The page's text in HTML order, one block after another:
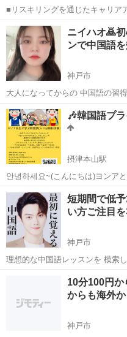
■リスキリングを通じたキャリア
用の最大70％還付（要件有、詳
「文化庁届出受理講座」。 ■受
受講、休学制度、動画視聴（基
兵庫 神戸市 その他
ニイハオ🙇
ンで中国語
神戸市
大人になってからの 中国語の習
ます🤲 毎日の生活を 悠々自適に暮らしている方は 中々いらっしゃら
ないと思います。 常に忙しい中で どうやって 中国語を覚えれば良い
のか?? 答...
兵庫 神戸市 中国語 レ
🎶韓国語プ
摂津本山駅
안녕하세요~(こんにちは)ヨンアと申します。 私は日
歳に日本に来て20年目になります。 教えることが好きで、特に
生き生きとしたレッスンを目指しています。 テキ
様々なやり方で刺...
兵庫 神戸市 摂津本山駅
短期間で低
い方ご注目
神戸市
理想的な中国語レッスンを 模索し実現し
注目されるポイントは まず料金だと思います
中国語
10分100円
からも海外
神戸市